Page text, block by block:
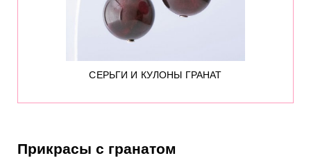
СЕРЬГИ И КУЛОНЫ ГРАНАТ
Прикрасы с гранатом